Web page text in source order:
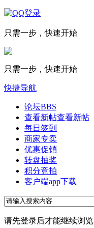
只需一步，快速开始
只需一步，快速开始
快捷导航
论坛BBS
查看新帖查看新帖
每日签到
商家专卖
优惠促销
转盘抽奖
积分竞拍
客户端app下载
请先登录后才能继续浏览